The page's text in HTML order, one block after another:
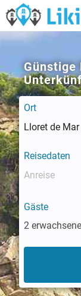
Günstige
Ort
Reisedaten
Gäste
2 erwachsene